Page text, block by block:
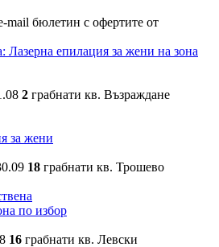
mail бюлетин с офертите от
Лазерна епилация за жени на зона
2 грабнати кв. Възраждане
за жени
18 грабнати кв. Трошево
по избор
16 грабнати кв. Левски